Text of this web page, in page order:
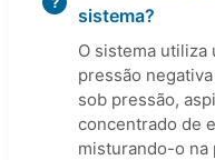
sistema?
O sistema utiliza
pressão
sob pressão,
concentrado de
misturando-o na